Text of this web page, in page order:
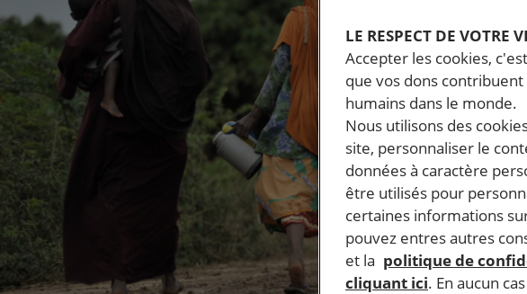
LE RESPECT DE VOTRE
Accepter les cookies,
que vos dons
humains dans le monde.
Nous utilisons des
site, personnaliser le
données à caractère
être utilisés pour
certaines informations
pouvez entres autres
et la politique de
cliquant ici. En aucun